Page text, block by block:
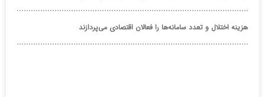
هزینه اختلال و تعدد سامانه‌ها را فعالان اقتصادی می‌پردازند